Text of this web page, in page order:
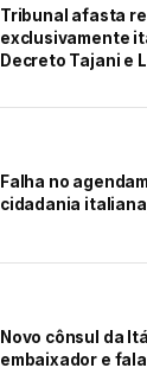
Tribunal afasta
exclusivamente
Decreto Tajani e
Falha no
cidadania
Novo cônsul da
embaixador e